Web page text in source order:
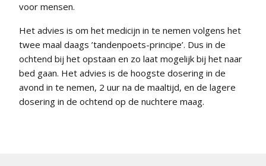
voor mensen.
Het advies is om het medicijn in te nemen volgens het
twee maal daags ’tandenpoets-principe’. Dus in de
ochtend bij het opstaan en zo laat mogelijk bij het naar
bed gaan. Het advies is de hoogste dosering in de
avond in te nemen, 2 uur na de maaltijd, en de lagere
dosering in de ochtend op de nuchtere maag.